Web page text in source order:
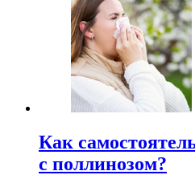
Как
с поллинозом?